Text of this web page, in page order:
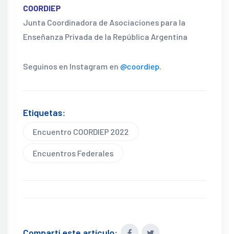
COORDIEP
Junta Coordinadora de Asociaciones para la
Enseñanza Privada de la República Argentina
Seguinos en Instagram en @coordiep.
Etiquetas:
Encuentro COORDIEP 2022
Encuentros Federales